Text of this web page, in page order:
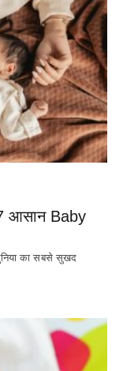
आसान Baby
का सबसे सुखद